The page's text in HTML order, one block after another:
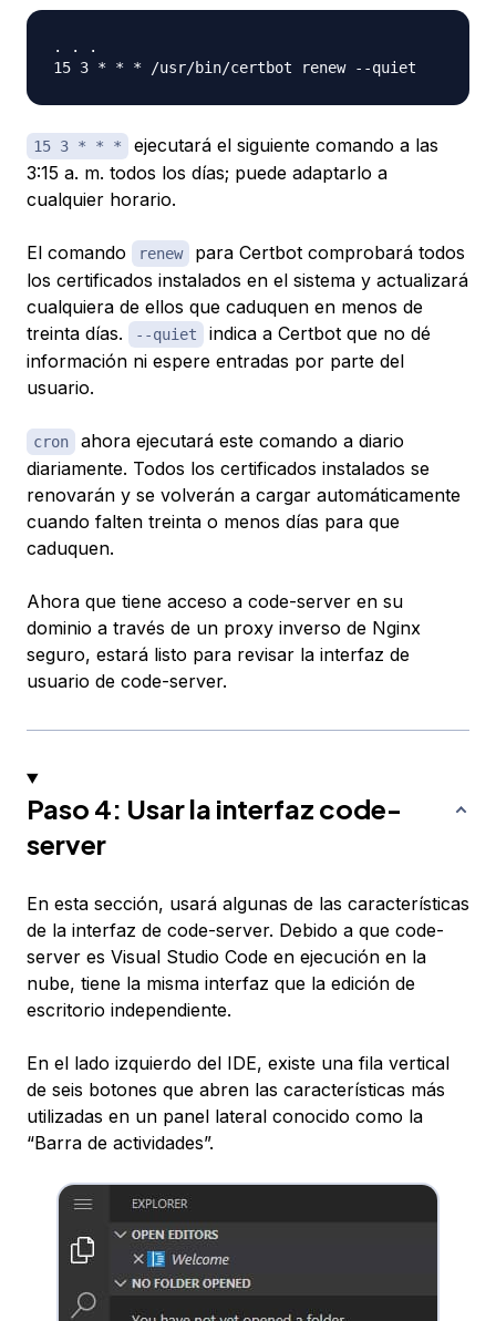
. . .
15 3 * * *
ejecutará el siguiente comando a las
3:15 a. m. todos los días; puede adaptarlo a
cualquier horario.
El comando renew
para Certbot comprobará todos
los certificados instalados en el sistema y actualizará
cualquiera de ellos que caduquen en menos de
treinta días.
--quiet
indica a Certbot que no dé
información ni espere entradas por parte del
usuario.
cron
ahora ejecutará este comando a diario
diariamente. Todos los certificados instalados se
renovarán y se volverán a cargar automáticamente
cuando falten treinta o menos días para que
caduquen.
Ahora que tiene acceso a code-server en su
dominio a través de un proxy inverso de Nginx
seguro, estará listo para revisar la interfaz de
usuario de code-server.
Paso 4: Usar la interfaz code-
server
En esta sección, usará algunas de las características
de la interfaz de code-server. Debido a que code-
server es Visual Studio Code en ejecución en la
nube, tiene la misma interfaz que la edición de
escritorio independiente.
En el lado izquierdo del IDE, existe una fila vertical
de seis botones que abren las características más
utilizadas en un panel lateral conocido como la
“Barra de actividades”.